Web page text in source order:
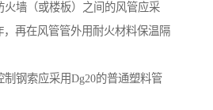
火墙（或楼板）之间的风管应采
，再在风管管外用耐火材料保温隔
制钢索应采用Dg20的普通塑料管